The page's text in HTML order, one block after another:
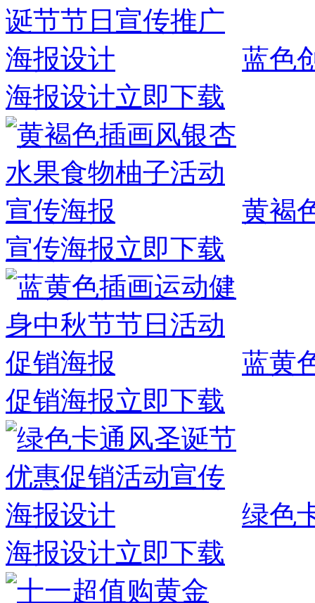
蓝色
海报设计立即下载
黄褐
宣传海报立即下载
蓝黄
促销海报立即下载
绿色
海报设计立即下载